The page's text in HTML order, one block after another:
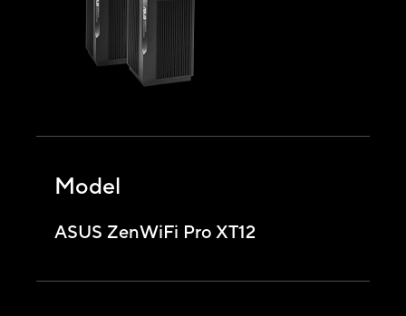
Model
ASUS ZenWiFi Pro XT12